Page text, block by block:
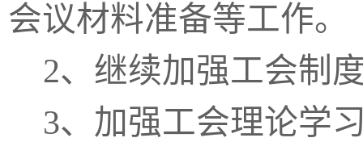
会议材料准备等工作。
2、继续加强工会制
3、加强工会理论学